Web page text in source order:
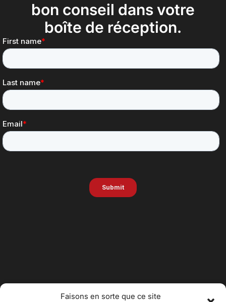
Faisons en sorte que ce site
bon conseil dans votre
boîte de réception.